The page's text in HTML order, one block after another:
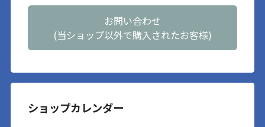
お問い合わせ
(当ショップ以外で購入されたお客様)
ショップカレンダー